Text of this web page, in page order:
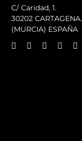
C/ Caridad, 1.
30202 CARTAGENA.
(MURCIA) ESPAÑA